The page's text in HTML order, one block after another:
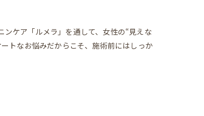
ケア「ルメラ」を通して、女性の“見えな
お悩みだからこそ、施術前にはしっか